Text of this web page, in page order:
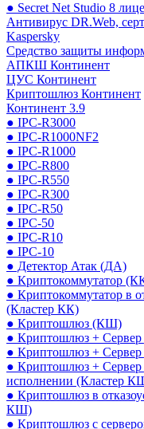
● Secret Net Studio 8
Антивирус DR.Web,
Kaspersky
Средство защиты
АПКШ Континент
ЦУС Континент
Криптошлюз Континент
Континент 3.9
● IPC-R3000
● IPC-R1000NF2
● IPC-R1000
● IPC-R800
● IPC-R550
● IPC-R300
● IPC-R50
● IPC-50
● IPC-R10
● IPC-10
● Детектор Атак (ДА)
● Криптокоммутатор
● Криптокоммутатор в
(Кластер КК)
● Криптошлюз (КШ)
● Криптошлюз +
● Криптошлюз +
● Криптошлюз + Сервер
исполнении (Кластер
● Криптошлюз в
КШ)
● Криптошлюз с